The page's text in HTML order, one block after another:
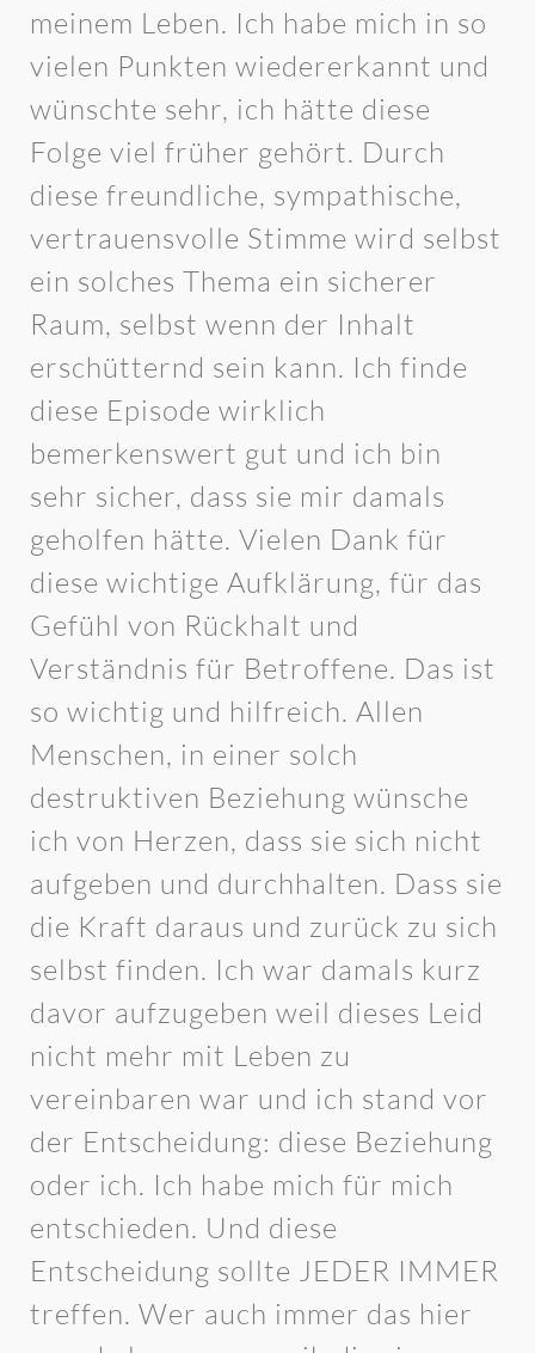
meinem Leben. Ich habe mich in so
vielen Punkten wiedererkannt und
wünschte sehr, ich hätte diese
Folge viel früher gehört. Durch
diese freundliche, sympathische,
vertrauensvolle Stimme wird selbst
ein solches Thema ein sicherer
Raum, selbst wenn der Inhalt
erschütternd sein kann. Ich finde
diese Episode wirklich
bemerkenswert gut und ich bin
sehr sicher, dass sie mir damals
geholfen hätte. Vielen Dank für
diese wichtige Aufklärung, für das
Gefühl von Rückhalt und
Verständnis für Betroffene. Das ist
so wichtig und hilfreich. Allen
Menschen, in einer solch
destruktiven Beziehung wünsche
ich von Herzen, dass sie sich nicht
aufgeben und durchhalten. Dass sie
die Kraft daraus und zurück zu sich
selbst finden. Ich war damals kurz
davor aufzugeben weil dieses Leid
nicht mehr mit Leben zu
vereinbaren war und ich stand vor
der Entscheidung: diese Beziehung
oder ich. Ich habe mich für mich
entschieden. Und diese
Entscheidung sollte JEDER IMMER
treffen. Wer auch immer das hier